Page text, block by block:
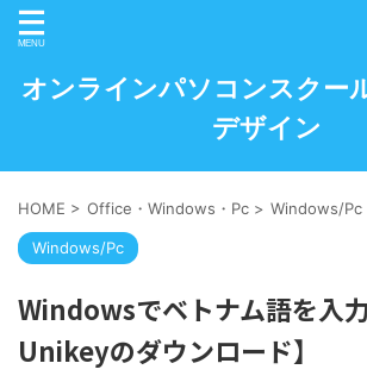
オンラインパソコンスクー
デザイン
HOME > Office・Windows・Pc > Windows/Pc
Windows/Pc
Windowsでベトナム語を入
Unikeyのダウンロード】